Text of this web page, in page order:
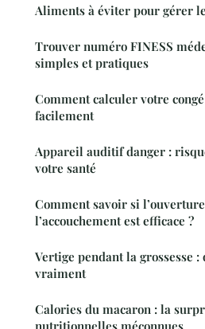
Aliments à éviter pour gérer
Trouver numéro FINESS
simples et pratiques
Comment calculer votre
facilement
Appareil auditif danger :
votre santé
Comment savoir si
l’accouchement est efficace ?
Vertige pendant la grossesse
vraiment
Calories du macaron : la